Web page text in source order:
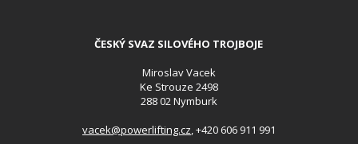
ČESKÝ SVAZ SILOVÉHO TROJBOJE
Miroslav Vacek
Ke Strouze 2498
288 02 Nymburk
vacek@powerlifting.cz, +420 606 911 991